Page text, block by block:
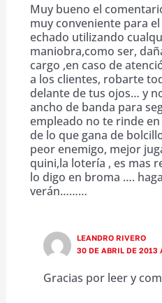
Muy bueno el
muy conveniente para
echado utilizando
maniobra,como ser,
cargo ,en caso de
a los clientes, robarte
delante de tus ojos… y
ancho de banda para
empleado no te rinde
de lo que gana de
peor enemigo, mejor
quini,la lotería , es mas
lo digo en broma ….
verán………
LEANDRO RIVERO
30 DE ABRIL DE 2013
Gracias por leer y